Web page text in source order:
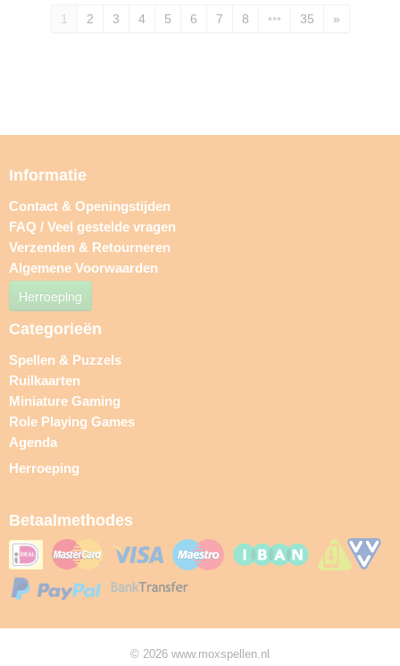
1 2 3 4 5 6 7 8 ••• 35 »
Informatie
Contact & Openingstijden
FAQ / Veel gestelde vragen
Verzenden & Retourneren
Algemene Voorwaarden
Herroeping
Categorieën
Spellen & Puzzels
Ruilkaarten
Miniature Gaming
Role Playing Games
Agenda
Herroeping
Betaalmethodes
© 2026 www.moxspellen.nl